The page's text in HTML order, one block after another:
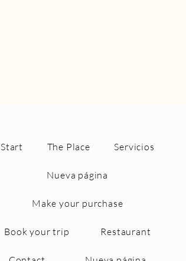
Start The Place Servicios
Nueva página
Make your purchase
Book your trip Restaurant